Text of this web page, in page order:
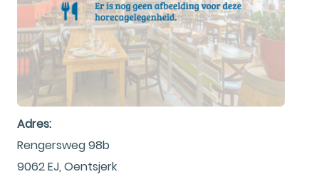
Adres:
Rengersweg 98b
9062 EJ, Oentsjerk